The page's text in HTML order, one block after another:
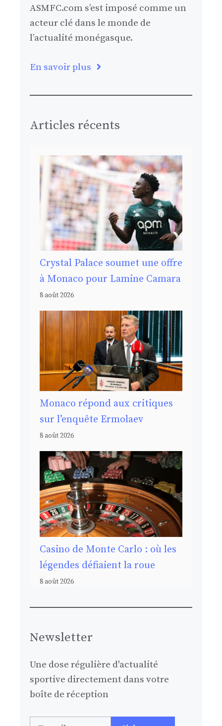
ASMFC.com s’est imposé comme un
acteur clé dans le monde de
l’actualité monégasque.
En savoir plus
Articles récents
Crystal Palace soumet une offre
à Monaco pour Lamine Camara
8 août 2026
Monaco répond aux critiques
sur l’enquête Ermolaev
8 août 2026
Casino de Monte Carlo : où les
légendes défiaient la roue
8 août 2026
Newsletter
Une dose régulière d'actualité
sportive directement dans votre
boîte de réception